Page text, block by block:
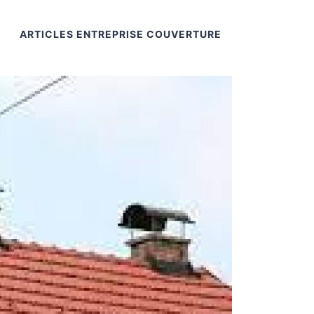
ARTICLES ENTREPRISE COUVERTURE